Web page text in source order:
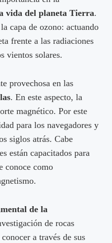
vida del planeta Tierra.
capa de ozono: actuando
frente a las radiaciones
vientos solares.
provechosa en las
. En este aspecto, la
magnético. Por este
para los navegadores y
siglos atrás. Cabe
están capacitados para
conoce como
de la
de rocas
a través de sus